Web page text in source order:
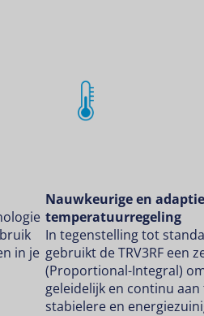
in je
Nauwkeurige en
temperatuurregeling
In tegenstelling tot
gebruikt de TRV3RF een
(Proportional-Integral)
geleidelijk en continu
stabielere en